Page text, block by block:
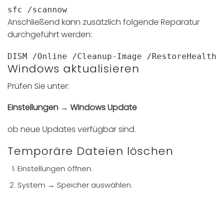
sfc /scannow
Anschließend kann zusätzlich folgende Reparatur
durchgeführt werden:
DISM /Online /Cleanup-Image /RestoreHealth
Windows aktualisieren
Prüfen Sie unter:
Einstellungen → Windows Update
ob neue Updates verfügbar sind.
Temporäre Dateien löschen
Einstellungen öffnen.
System → Speicher auswählen.